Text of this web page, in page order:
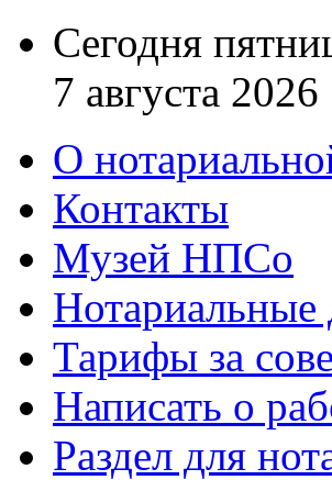
Сегодня
7 августа 2026
О
Контакты
Музей НПСо
Нотариальные
Тарифы за
Написать о
Раздел для